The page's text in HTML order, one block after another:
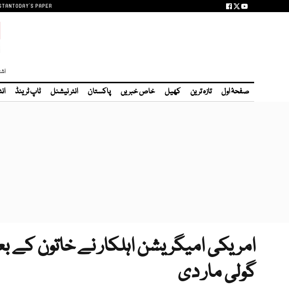
TODAY'S PAPER
صفحۂ اول تازہ ترین کھیل خاص خبریں پاکستان انٹر نیشنل ٹاپ ٹرینڈ
امریکی امیگریشن اہلکار نے خاتون
گولی مار دی